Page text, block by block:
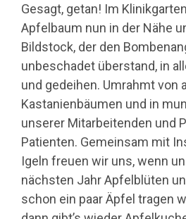
Gesagt, getan! Im
Apfelbaum nun in der Nähe
Bildstock, der den
unbeschadet überstand, in
und gedeihen. Umrahmt von
Kastanienbäumen und in
unserer Mitarbeitenden und
Patienten. Gemeinsam mit
Igeln freuen wir uns, wenn
nächsten Jahr Apfelblüten
schon ein paar Äpfel tragen